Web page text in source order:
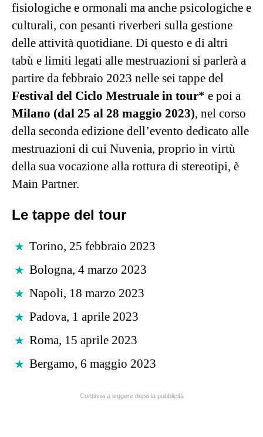
fisiologiche e ormonali ma anche psicologiche e
culturali, con pesanti riverberi sulla gestione
delle attività quotidiane. Di questo e di altri
tabù e limiti legati alle mestruazioni si parlerà a
partire da febbraio 2023 nelle sei tappe del
Festival del Ciclo Mestruale in tour* e poi a
Milano (dal 25 al 28 maggio 2023), nel corso
della seconda edizione dell’evento dedicato alle
mestruazioni di cui Nuvenia, proprio in virtù
della sua vocazione alla rottura di stereotipi, è
Main Partner.
Le tappe del tour
Torino, 25 febbraio 2023
Bologna, 4 marzo 2023
Napoli, 18 marzo 2023
Padova, 1 aprile 2023
Roma, 15 aprile 2023
Bergamo, 6 maggio 2023
Continua a leggere dopo la pubblicità